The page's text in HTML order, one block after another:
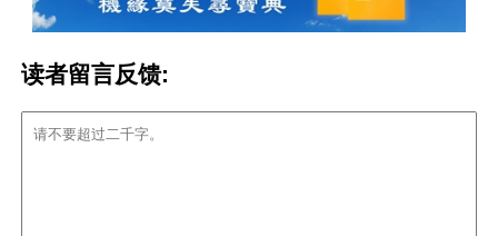
读者留言反馈: